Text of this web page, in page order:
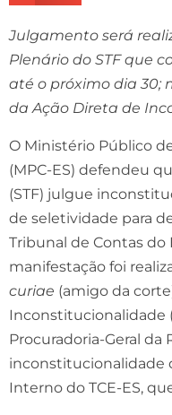
Julgamento será
Plenário do STF que
até o próximo dia 30;
da Ação Direta de
O Ministério Público
(MPC-ES) defendeu
(STF) julgue
de seletividade para
Tribunal de Contas do
manifestação foi
curiae (amigo da
Inconstitucionalidade
Procuradoria-Geral da
inconstitucionalidade
Interno do TCE-ES,